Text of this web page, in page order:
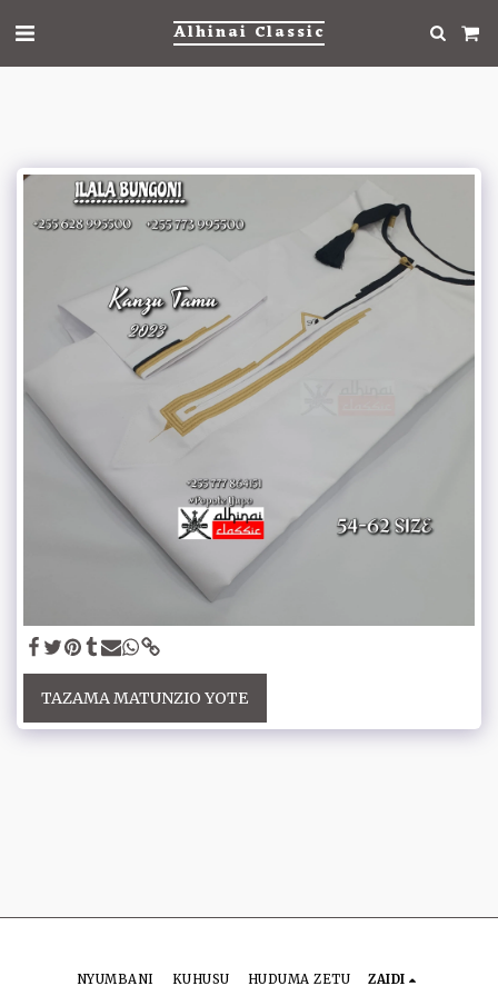
Alhinai Classic
TAZAMA MATUNZIO YOTE
NYUMBANI KUHUSU HUDUMA ZETU ZAIDI